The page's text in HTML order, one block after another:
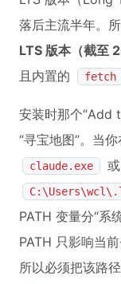
落后主流半年。
LTS 版本（截至
且内置的
fetch
安装时那个“Add
“寻宝地图”。当
claude.exe 或
PATH 变量分“系
PATH 只影响当
所以必须把该路